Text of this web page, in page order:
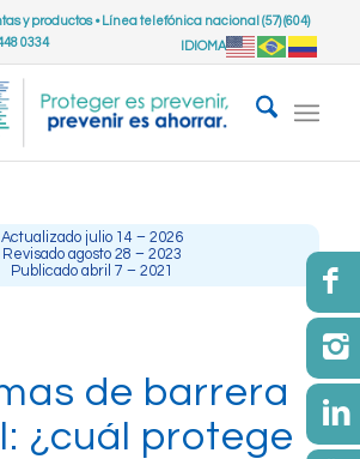
y productos• Línea telefónica nacional (57) (604)
0334
IDIOMA
Actualizado julio 14 – 2026
Revisado agosto 28 – 2023
Publicado abril 7 – 2021
de barrera
¿cuál protege